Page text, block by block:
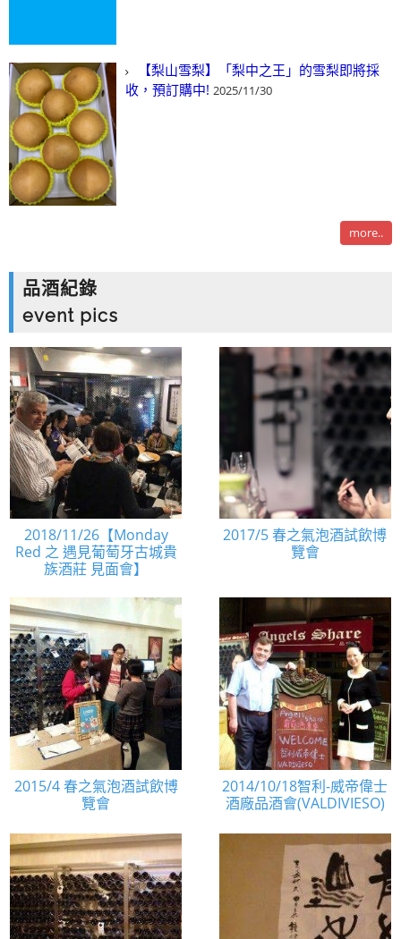
【梨山雪梨】「梨中之王」的雪梨即將採
收，預訂購中! 2025/11/30
more..
品酒紀錄
event pics
2018/11/26【Monday
Red 之 遇見葡萄牙古城貴
族酒莊 見面會】
2017/5 春之氣泡酒試飲博
覽會
2015/4 春之氣泡酒試飲博
覽會
2014/10/18智利-威帝偉士
酒廠品酒會(VALDIVIESO)